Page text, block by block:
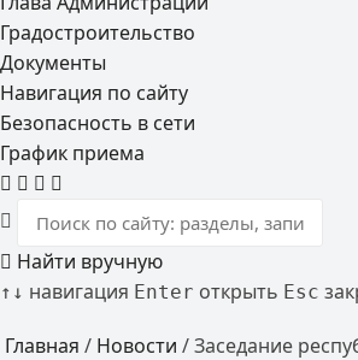
Градостроительство
Документы
Навигация по сайту
Безопасность в сети
График приема
Найти вручную
↑ ↓ навигация Enter открыть Esc
Главная / Новости / Заседание